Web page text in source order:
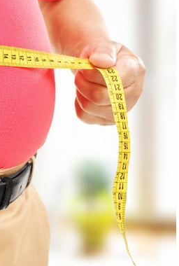
: Mortalité
rapport
son taux élevé
Grossesse à
naturel attire
des chercheurs
Comment
écrans en